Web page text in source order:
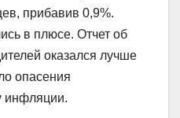
прибавив 0,9%.
в плюсе. Отчет об
оказался лучше
опасения
инфляции.